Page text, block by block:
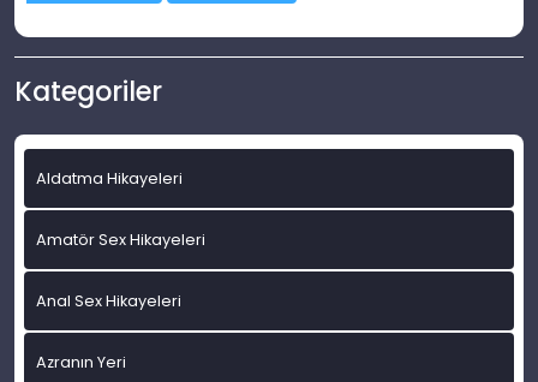
Kategoriler
Aldatma Hikayeleri
Amatör Sex Hikayeleri
Anal Sex Hikayeleri
Azranın Yeri